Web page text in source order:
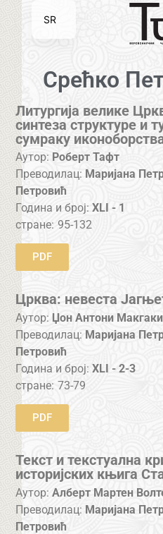
Срећко
Литургија велике
синтеза структуре и
сумраку
Аутор: Роберт Тафт
Преводилац: Маријана
Петровић
Година и број:XLI - 1
стране: 95-132
PDF
Црква: невеста
Аутор: Џон Антони
Преводилац: Маријана
Петровић
Година и број:XLI - 2-3
стране: 73-79
PDF
Текст и текстуална
историјских књига
Аутор: Алберт Мартен
Преводилац: Маријана
Петровић
SR
EN